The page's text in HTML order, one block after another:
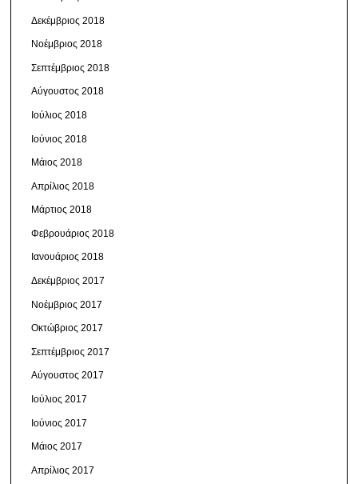
Δεκέμβριος 2018
Νοέμβριος 2018
Σεπτέμβριος 2018
Αύγουστος 2018
Ιούλιος 2018
Ιούνιος 2018
Μάιος 2018
Απρίλιος 2018
Μάρτιος 2018
Φεβρουάριος 2018
Ιανουάριος 2018
Δεκέμβριος 2017
Νοέμβριος 2017
Οκτώβριος 2017
Σεπτέμβριος 2017
Αύγουστος 2017
Ιούλιος 2017
Ιούνιος 2017
Μάιος 2017
Απρίλιος 2017